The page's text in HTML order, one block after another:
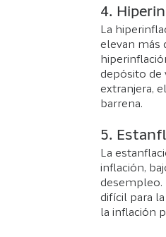
4.
La
elevan más
depósito de
extranjera,
barrena.
5.
La
inflación,
desempleo.
difícil para
la inflación